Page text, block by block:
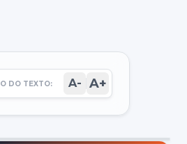
DO TEXTO: A- A+